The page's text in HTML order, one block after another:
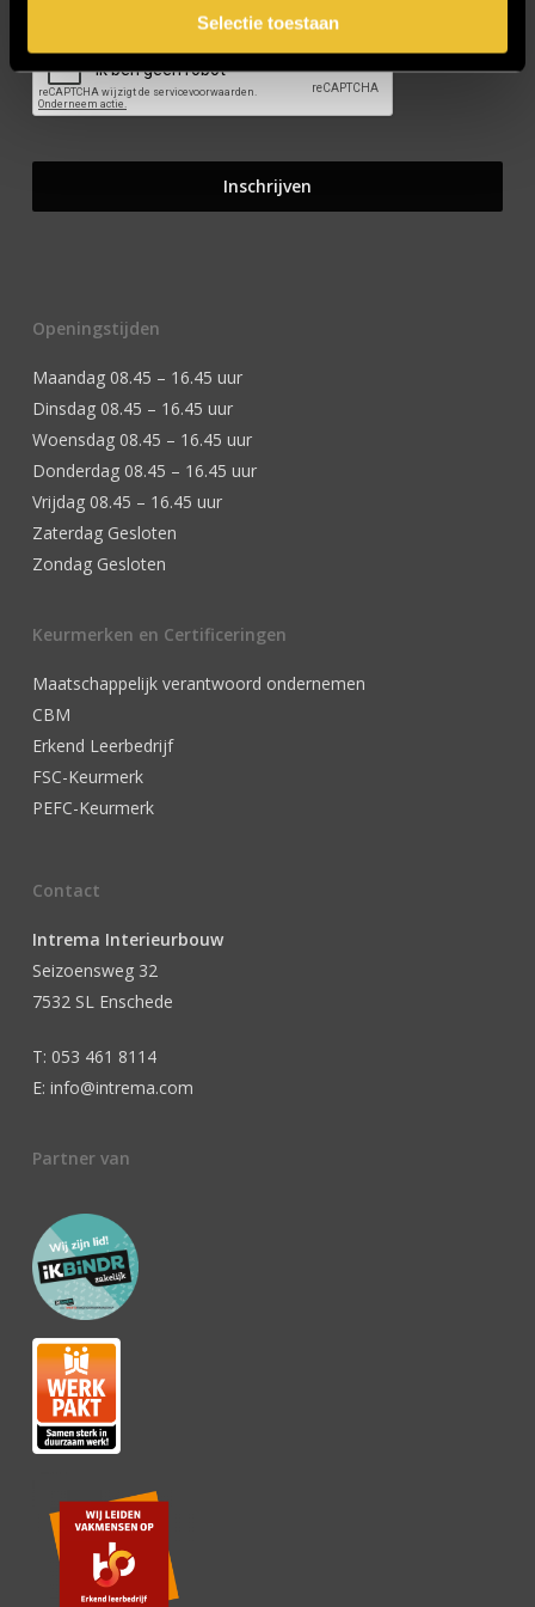
Selectie toestaan
Openingstijden
Maandag 08.45 – 16.45 uur
Dinsdag 08.45 – 16.45 uur
Woensdag 08.45 – 16.45 uur
Donderdag 08.45 – 16.45 uur
Vrijdag 08.45 – 16.45 uur
Zaterdag Gesloten
Zondag Gesloten
Keurmerken en Certificeringen
Maatschappelijk verantwoord ondernemen
CBM
Erkend Leerbedrijf
FSC-Keurmerk
PEFC-Keurmerk
Contact
Intrema Interieurbouw
Seizoensweg 32
7532 SL Enschede
T: 053 461 8114
E: info@intrema.com
Partner van